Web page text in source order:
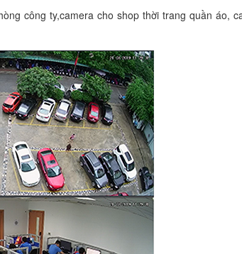
công ty,camera cho shop thời trang quần áo,